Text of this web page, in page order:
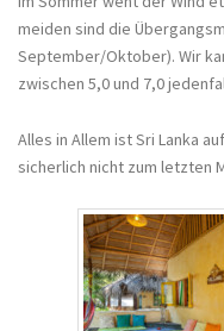
meiden sind die
September/Oktober). Wir
zwischen 5,0 und 7,0
Alles in Allem ist Sri Lanka
sicherlich nicht zum letzten